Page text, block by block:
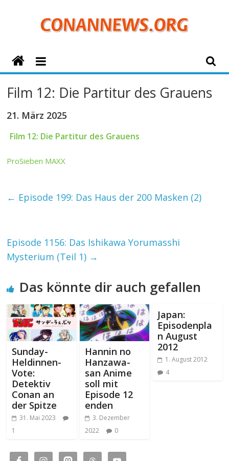
ConanNews.org
Conan
Film 12: Die Partitur des Grauens
21. März 2025
Film 12: Die Partitur des Grauens
ProSieben MAXX
← Episode 199: Das Haus der 200 Masken (2)
Episode 1156: Das Ishikawa Yorumasshi
Mysterium (Teil 1) →
Das könnte dir auch gefallen
Sunday-
Heldinnen-
Vote:
Detektiv
Conan an
der Spitze
31. Mai 2023
1
Hannin no
Hanzawa-
san Anime
soll mit
Episode 12
enden
3. Dezember
2022
0
Japan:
Episodenpla
n August
2012
1. August 2012
4